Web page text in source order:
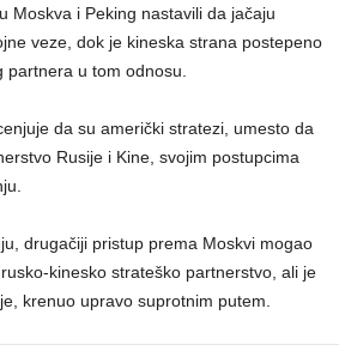
Moskva i Peking nastavili da jačaju
veze, dok je kineska strana postepeno
partnera u tom odnosu.
da su američki stratezi, umesto da
Rusije i Kine, svojim postupcima
drugačiji pristup prema Moskvi mogao
kinesko strateško partnerstvo, ali je
krenuo upravo suprotnim putem.